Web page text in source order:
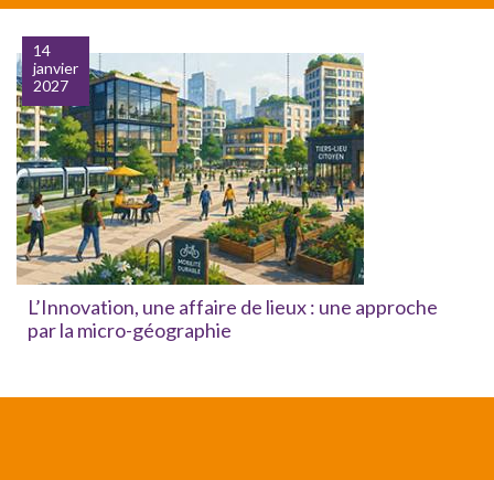
14
janvier
2027
L’Innovation, une affaire de lieux : une approche
par la micro-géographie